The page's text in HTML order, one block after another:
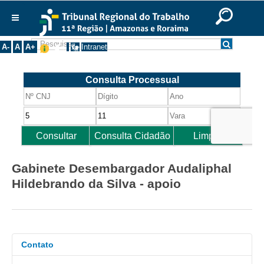
Ir para o rodapé
English
Português Español
A- A A+ Intranet
Institucional
Corregedoria
Composição
Desembargadores
Turmas
Juízes Manaus
Gabinete Desembargador Audaliphal
Hildebrando da Silva - apoio
Contato